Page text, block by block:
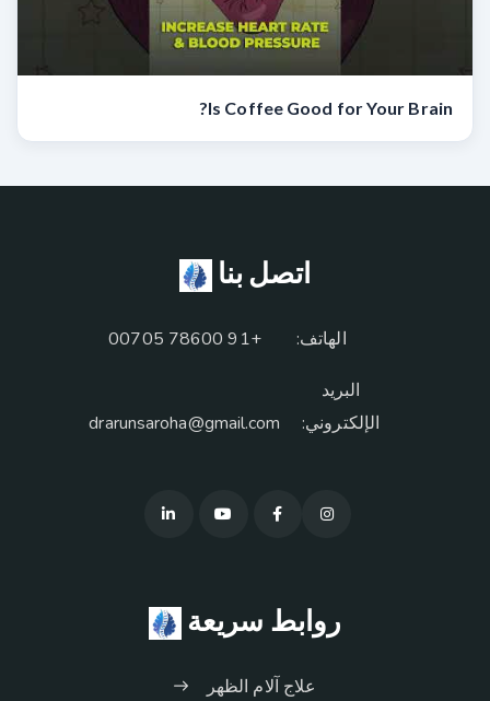
Is Coffee Good for Your Brain?
اتصل بنا
الهاتف: +91 78600 00705
البريد
الإلكتروني:
drarunsaroha@gmail.com
روابط سريعة
علاج آلام الظهر